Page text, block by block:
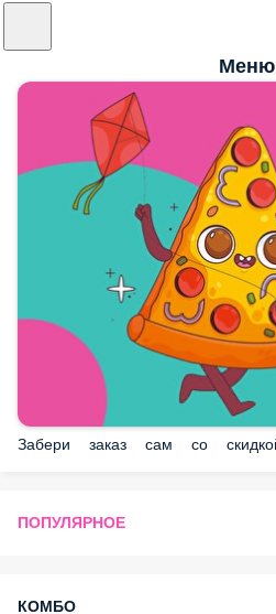
Меню
Забери заказ сам со скидкой 15%
ПОПУЛЯРНОЕ
КОМБО